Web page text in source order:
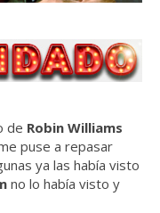
de Robin Williams
puse a repasar
ya las había visto
no lo había visto y